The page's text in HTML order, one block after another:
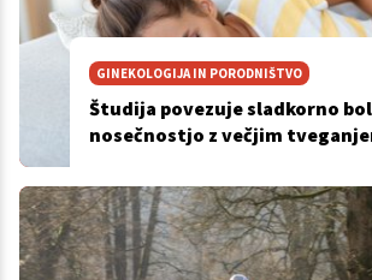
GINEKOLOGIJA IN PORODNIŠTVO
Študija povezuje sladkorno
nosečnostjo z večjim